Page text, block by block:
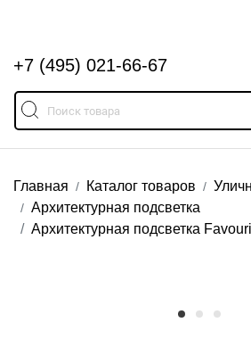
+7 (495) 021-66-67
Главная Каталог товаров
Архитектурная подсветка
Архитектурная подсветка